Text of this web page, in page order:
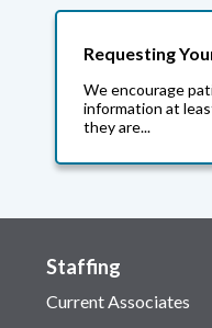
Requesting
We encourage
information at
they are...
Staffing
Current Associates